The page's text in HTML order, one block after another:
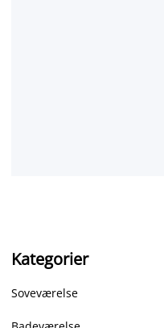
Kategorier
Soveværelse